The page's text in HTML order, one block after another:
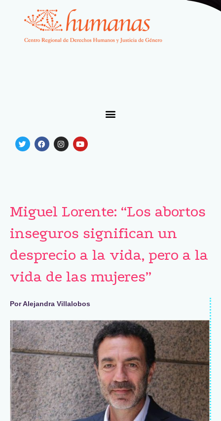
Miguel Lorente: “Los abortos
inseguros significan un
desprecio a la vida, pero a la
vida de las mujeres”
Por Alejandra Villalobos